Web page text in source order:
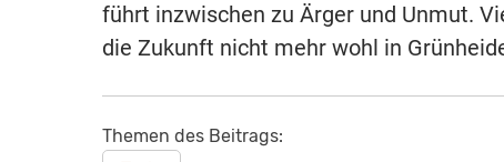
führt inzwischen zu Ärger und Unmut.
die Zukunft nicht mehr wohl in
Themen des Beitrags: